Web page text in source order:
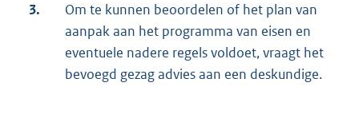
3.
Om te kunnen beoordelen of het plan van
aanpak aan het programma van eisen en
eventuele nadere regels voldoet, vraagt het
bevoegd gezag advies aan een deskundige.